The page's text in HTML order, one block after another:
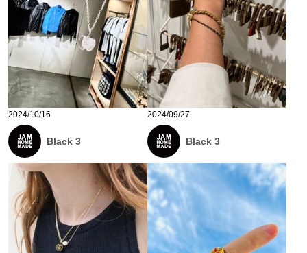
2024/10/16
Black 3
2024/09/27
Black 3